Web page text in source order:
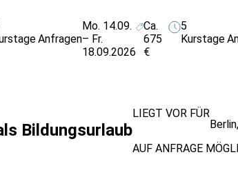
Anfragen
Mo. 14.09.
– Fr.
18.09.2026
Ca.
675
€
5
Kurstage
Bildungsurlaub
LIEGT VOR FÜR
Berlin,
AUF ANFRAGE